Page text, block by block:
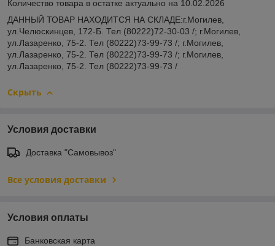
Количество товара в остатке актуально на 10.02.2026
ДАННЫЙ ТОВАР НАХОДИТСЯ НА СКЛАДE:г.Могилев,
ул.Челюскинцев, 172-Б. Тел (80222)72-30-03 /; г.Могилев,
ул.Лазаренко, 75-2. Тел (80222)73-99-73 /; г.Могилев,
ул.Лазаренко, 75-2. Тел (80222)73-99-73 /; г.Могилев,
ул.Лазаренко, 75-2. Тел (80222)73-99-73 /
Скрыть
Условия доставки
Доставка "Самовывоз"
Все условия доставки
Условия оплаты
Банковская карта